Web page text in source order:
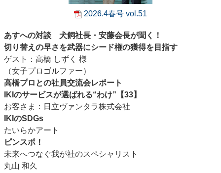
2026.4春号 vol.51
あすへの対談 犬飼社長・安藤会長が聞く！
切り替えの早さを武器にシード権の獲得を目指す
ゲスト：高橋 しずく 様
（女子プロゴルファー）
高橋プロとの社員交流会レポート
IKIのサービスが選ばれる“わけ”【33】
お客さま：日立ヴァンタラ株式会社
IKIのSDGs
たいらかアート
ピンスポ！
未来へつなぐ我が社のスペシャリスト
丸山 和久